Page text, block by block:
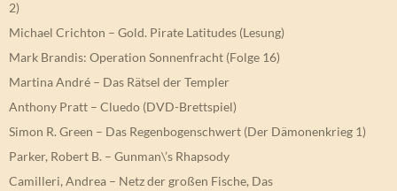
2)
Michael Crichton – Gold. Pirate Latitudes (Lesung)
Mark Brandis: Operation Sonnenfracht (Folge 16)
Martina André – Das Rätsel der Templer
Anthony Pratt – Cluedo (DVD-Brettspiel)
Simon R. Green – Das Regenbogenschwert (Der Dämonenkrieg 1)
Parker, Robert B. – Gunman\’s Rhapsody
Camilleri, Andrea – Netz der großen Fische, Das